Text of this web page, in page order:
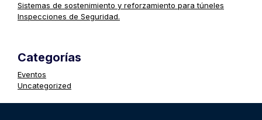
Sistemas de sostenimiento y reforzamiento para túneles
Inspecciones de Seguridad.
Categorías
Eventos
Uncategorized